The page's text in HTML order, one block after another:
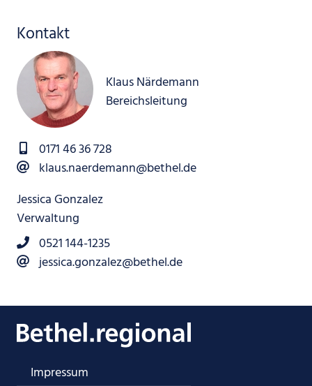
Kontakt
Klaus Närdemann
Bereichsleitung
0171 46 36 728
klaus.naerdemann@bethel.de
Jessica Gonzalez
Verwaltung
0521 144-1235
jessica.gonzalez@bethel.de
Impressum